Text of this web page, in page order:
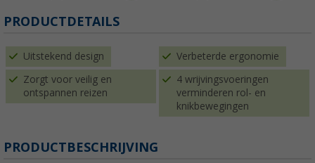
PRODUCTDETAILS
Uitstekend design Verbeterde ergonomie
Zorgt voor veilig en
ontspannen reizen
4 wrijvingsvoeringen
verminderen rol- en
knikbewegingen
PRODUCTBESCHRIJVING